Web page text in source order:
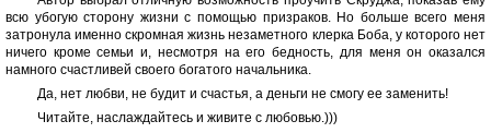
всю убогую сторону жизни с помощью призраков. Но больше всего меня
затронула именно скромная жизнь незаметного клерка Боба, у которого нет
ничего кроме семьи и, несмотря на его бедность, для меня он оказался
намного счастливей своего богатого начальника.
Да, нет любви, не будит и счастья, а деньги не смогу ее заменить!
Читайте, наслаждайтесь и живите с любовью.)))